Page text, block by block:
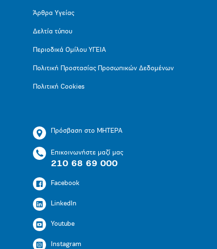
Άρθρα Υγείας
Δελτία τύπου
Περιοδικά Ομίλου ΥΓΕΙΑ
Πολιτική Προστασίας Προσωπικών Δεδομένων
Πολιτική Cookies
Πρόσβαση στο ΜΗΤΕΡΑ
Επικοινωνήστε μαζί μας
210 68 69 000
Facebook
LinkedIn
Youtube
Instagram